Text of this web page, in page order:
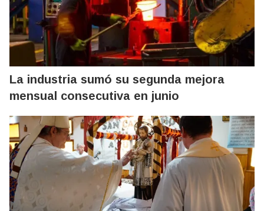
La industria sumó su segunda mejora
mensual consecutiva en junio